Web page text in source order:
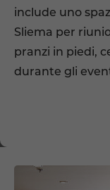
include uno
Sliema per
pranzi in piedi,
durante gli